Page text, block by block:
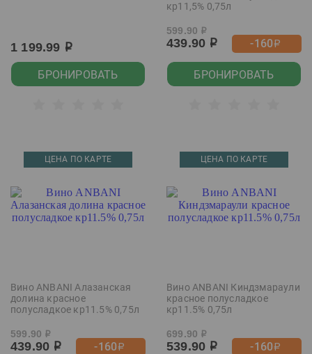
1 199.99 р
БРОНИРОВАТЬ
кр11,5% 0,75л
599.90 р
439.90 р -160р
БРОНИРОВАТЬ
ЦЕНА ПО КАРТЕ
Вино ANBANI Алазанская
долина красное
полусладкое кр11.5% 0,75л
599.90 р
439.90 р -160р
ЦЕНА ПО КАРТЕ
Вино ANBANI Киндзмараули
красное полусладкое
кр11.5% 0,75л
699.90 р
539.90 р -160р